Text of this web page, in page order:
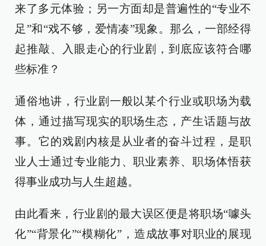
来了多元体验；另一方面却是普遍性的“专业不
足”和“戏不够，爱情凑”现象。那么，一部经得
起推敲、入眼走心的行业剧，到底应该符合哪
些标准？
通俗地讲，行业剧一般以某个行业或职场为载
体，通过描写现实的职场生态，产生话题与故
事。它的戏剧内核是从业者的奋斗过程，是职
业人士通过专业能力、职业素养、职场体悟获
得事业成功与人生超越。
由此看来，行业剧的最大误区便是将职场“噱头
化”“背景化”“模糊化”，造成故事对职业的展现